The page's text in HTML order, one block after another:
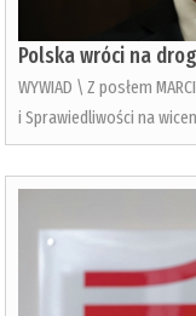
Polska wróci na
WYWIAD \ Z posłem
i Sprawiedliwości na